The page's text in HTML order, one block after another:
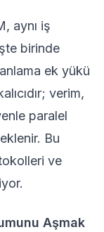
aynı iş
birinde
ek yükü
verim,
paralel
Bu
ve
Aşmak